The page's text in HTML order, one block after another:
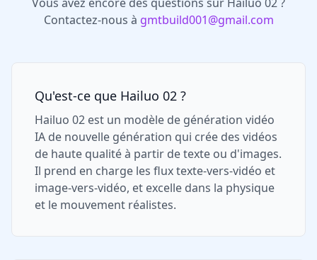
Contactez-nous à gmtbuild001@gmail.com
Qu'est-ce que Hailuo 02 ?
Hailuo 02 est un modèle de génération vidéo
IA de nouvelle génération qui crée des vidéos
de haute qualité à partir de texte ou d'images.
Il prend en charge les flux texte-vers-vidéo et
image-vers-vidéo, et excelle dans la physique
et le mouvement réalistes.